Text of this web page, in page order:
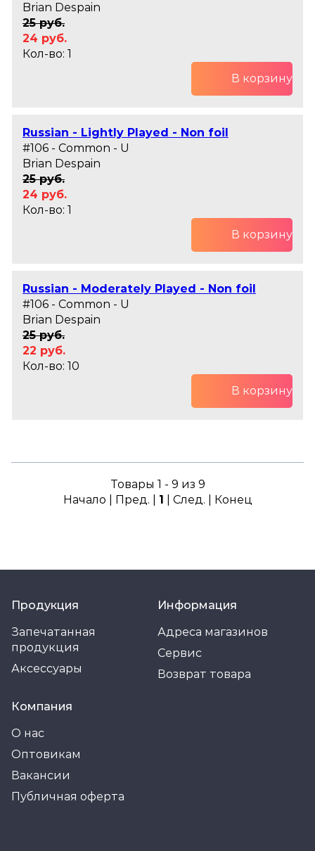
Brian Despain
25 руб.
24 руб.
Кол-во: 1
В корзину
Russian - Lightly Played - Non foil
#106 - Common - U
Brian Despain
25 руб.
24 руб.
Кол-во: 1
В корзину
Russian - Moderately Played - Non foil
#106 - Common - U
Brian Despain
25 руб.
22 руб.
Кол-во: 10
В корзину
Товары 1 - 9 из 9
Начало | Пред. | 1 | След. | Конец
Продукция
Запечатанная
продукция
Аксессуары
Информация
Адреса магазинов
Сервис
Возврат товара
Компания
О нас
Оптовикам
Вакансии
Публичная оферта